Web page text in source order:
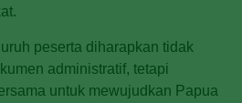
peserta diharapkan tidak
administratif, tetapi
untuk mewujudkan Papua